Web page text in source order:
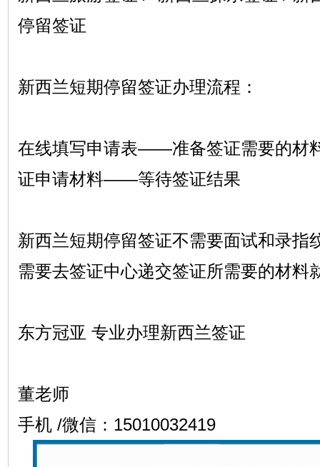
停留签证
新西兰短期停留签证办理流程：
在线填写申请表——准备签证需要的
证申请材料——等待签证结果
新西兰短期停留签证不需要面试和录指
需要去签证中心递交签证所需要的材料
东方冠亚 专业办理新西兰签证
董老师
手机 /微信：15010032419